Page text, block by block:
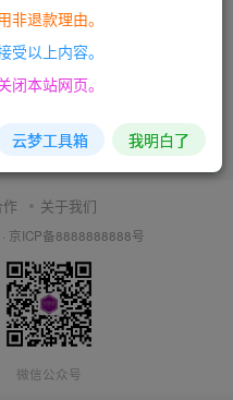
关于我们
· 京ICP备8888888888号
微信公众号
非退款理由。
受以上内容。
闭本站网页。
云梦工具箱 我明白了